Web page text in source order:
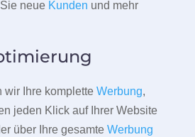
neue Kunden und mehr
wir Ihre komplette Werbung,
jeden Klick auf Ihrer Website
über Ihre gesamte Werbung